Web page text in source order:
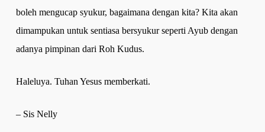
boleh mengucap syukur, bagaimana dengan kita? Kita akan
dimampukan untuk sentiasa bersyukur seperti Ayub dengan
adanya pimpinan dari Roh Kudus.
Haleluya. Tuhan Yesus memberkati.
– Sis Nelly